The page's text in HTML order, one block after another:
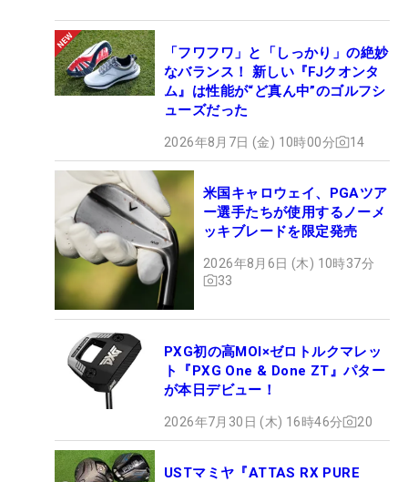
「フワフワ」と「しっかり」の絶妙
なバランス！ 新しい『FJクオンタ
ム』は性能が“ど真ん中”のゴルフシ
ューズだった
2026年8月7日 (金) 10時00分 14
米国キャロウェイ、PGAツア
ー選手たちが使用するノーメ
ッキブレードを限定発売
2026年8月6日 (木) 10時37分
33
PXG初の高MOI×ゼロトルクマレッ
ト『PXG One & Done ZT』パター
が本日デビュー！
2026年7月30日 (木) 16時46分 20
USTマミヤ『ATTAS RX PURE